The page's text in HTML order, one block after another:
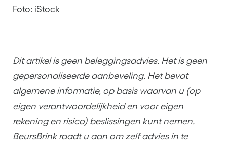
Foto: iStock
Dit artikel is geen beleggingsadvies. Het is geen
gepersonaliseerde aanbeveling. Het bevat
algemene informatie, op basis waarvan u (op
eigen verantwoordelijkheid en voor eigen
rekening en risico) beslissingen kunt nemen.
BeursBrink raadt u aan om zelf advies in te